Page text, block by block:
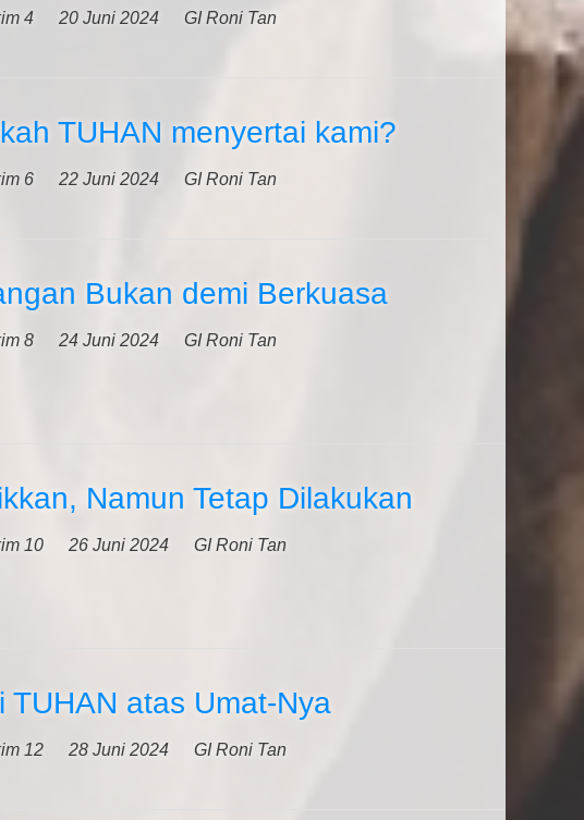
4 20 Juni 2024 GI Roni Tan
TUHAN menyertai kami?
6 22 Juni 2024 GI Roni Tan
Bukan demi Berkuasa
8 24 Juni 2024 GI Roni Tan
Namun Tetap Dilakukan
10 26 Juni 2024 GI Roni Tan
TUHAN atas Umat-Nya
12 28 Juni 2024 GI Roni Tan